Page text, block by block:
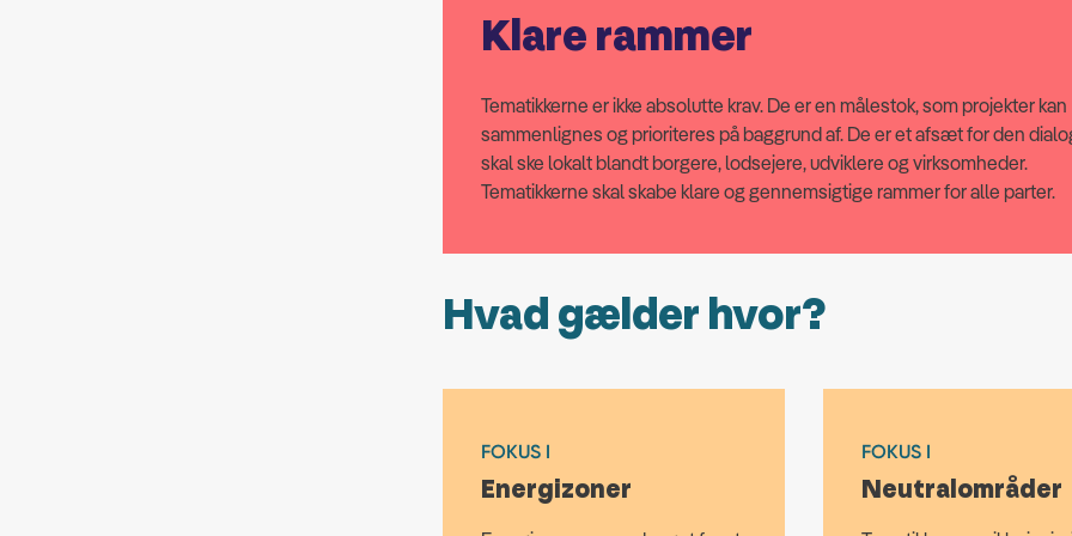
Klare rammer
Tematikkerne er ikke absolutte krav. De er en målestok, som projekter kan
sammenlignes og prioriteres på baggrund af. De er et afsæt for den
skal ske lokalt blandt borgere, lodsejere, udviklere og virksomheder.
Tematikkerne skal skabe klare og gennemsigtige rammer for alle parter.
Hvad gælder hvor?
FOKUS I
Energizoner
FOKUS I
Neutralområder